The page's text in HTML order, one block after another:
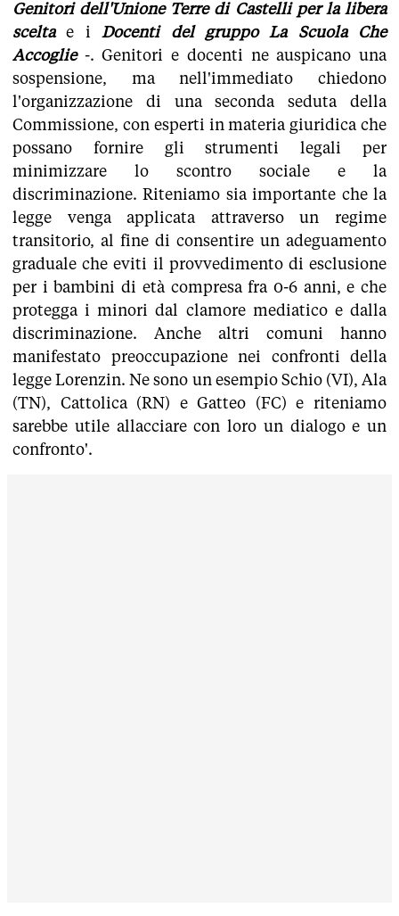
Genitori dell'Unione Terre di Castelli per la libera
scelta e i
Docenti del gruppo La Scuola Che
Accoglie-. Genitori e docenti ne auspicano una
sospensione, ma nell'immediato chiedono
l'organizzazione di una seconda seduta della
Commissione, con esperti in materia giuridica che
possano fornire gli strumenti legali per
minimizzare lo scontro sociale e la
discriminazione. Riteniamo sia importante che la
legge venga applicata attraverso un regime
transitorio, al fine di consentire un adeguamento
graduale che eviti il provvedimento di esclusione
per i bambini di età compresa fra 0-6 anni, e che
protegga i minori dal clamore mediatico e dalla
discriminazione. Anche altri comuni hanno
manifestato preoccupazione nei confronti della
legge Lorenzin. Ne sono un esempio Schio (VI), Ala
(TN), Cattolica (RN) e Gatteo (FC) e riteniamo
sarebbe utile allacciare con loro un dialogo e un
confronto'.